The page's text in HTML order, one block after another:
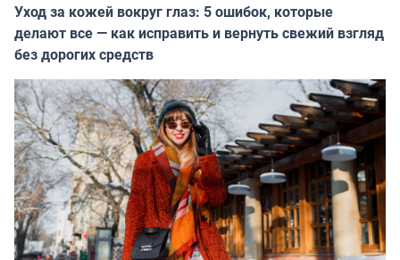
Уход за кожей вокруг глаз: 5 ошибок, которые
делают все — как исправить и вернуть свежий взгляд
без дорогих средств